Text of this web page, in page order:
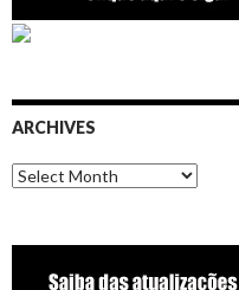
ARCHIVES
Archives